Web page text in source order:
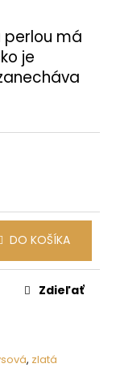
perlou má
je
DO KOŠÍKA
, zlatá
Zdieľať